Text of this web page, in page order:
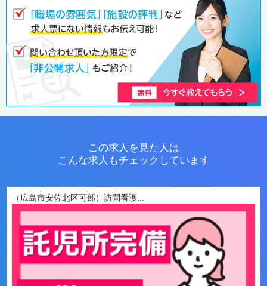
この求人を見た人は
こんな求人もチェックしています
（広島市安佐北区可部）訪問看護...